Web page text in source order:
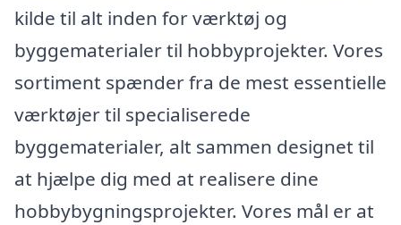
kilde til alt inden for værktøj og
byggematerialer til hobbyprojekter. Vores
sortiment spænder fra de mest essentielle
værktøjer til specialiserede
byggematerialer, alt sammen designet til
at hjælpe dig med at realisere dine
hobbybygningsprojekter. Vores mål er at